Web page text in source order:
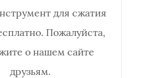
для сжатия
Пожалуйста,
о нашем сайте
друзьям.